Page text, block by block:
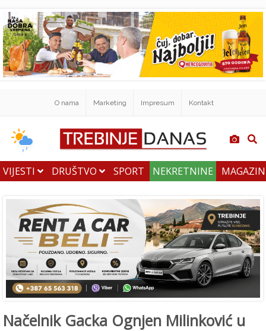
O nama Marketing Impresum Kontakt
VIJESTI DRUŠTVO SPORT NEKRETNINE
Načelnik Gacka Ognjen Milinković u